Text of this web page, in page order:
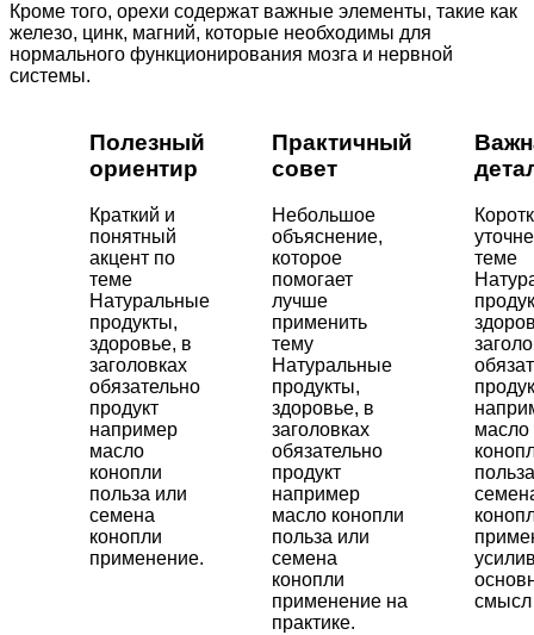
Кроме того, орехи содержат важные элементы, такие как
железо, цинк, магний, которые необходимы для
нормального функционирования мозга и нервной
системы.
Полезный
ориентир
Краткий и
понятный
акцент по
теме
Натуральные
продукты,
здоровье, в
заголовках
обязательно
продукт
например
масло
конопли
польза или
семена
конопли
применение.
Практичный
совет
Небольшое
объяснение,
которое
помогает
лучше
применить
тему
Натуральные
продукты,
здоровье, в
заголовках
обязательно
продукт
например
масло конопли
польза или
семена
конопли
применение на
практике.
теме
масло
смысл